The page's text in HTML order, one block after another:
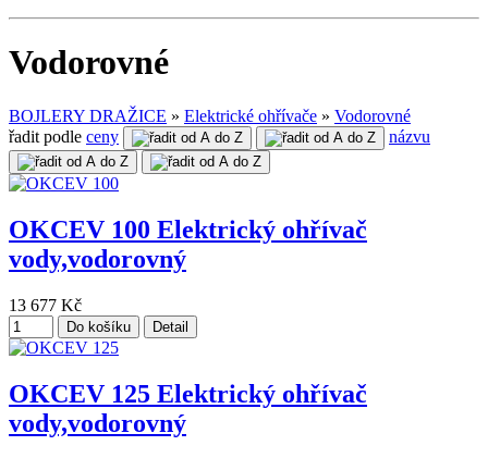
Vodorovné
BOJLERY DRAŽICE » Elektrické ohřívače » Vodorovné
řadit podle ceny názvu
OKCEV 100 Elektrický ohřívač
vody,vodorovný
13 677 Kč
Do košíku Detail
OKCEV 125 Elektrický ohřívač
vody,vodorovný